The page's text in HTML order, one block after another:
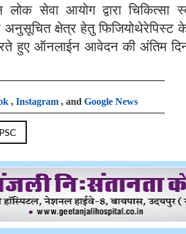
सेवा आयोग द्वारा चिकित्सा
क्षेत्र हेतु फिजियोथेरेपिस्ट के
हुए ऑनलाईन आवेदन की अंतिम
, Instagram , and Google News